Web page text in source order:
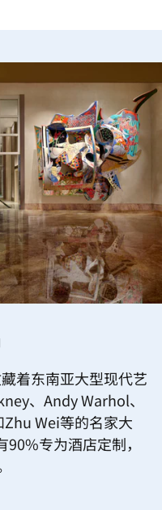
着东南亚大型现代艺
、Andy Warhol、
Wei等的名家大
专为酒店定制，